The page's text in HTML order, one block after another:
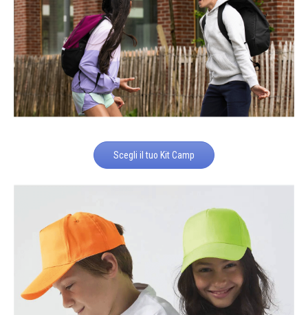
Scegli il tuo Kit Camp